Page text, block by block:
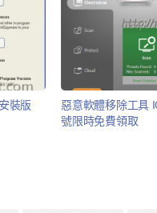
裝版
惡意軟體移除工具
號限時免費領取